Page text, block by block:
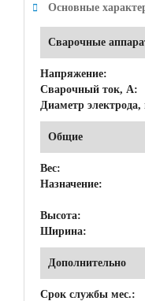
Основные
Сварочные
Напряжение:
Сварочный ток, А:
Диаметр
Общие
Вес:
Назначение:
Высота:
Ширина:
Дополнительно
Срок службы мес.: